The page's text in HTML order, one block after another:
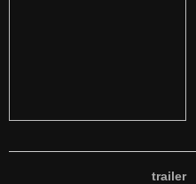
trailer